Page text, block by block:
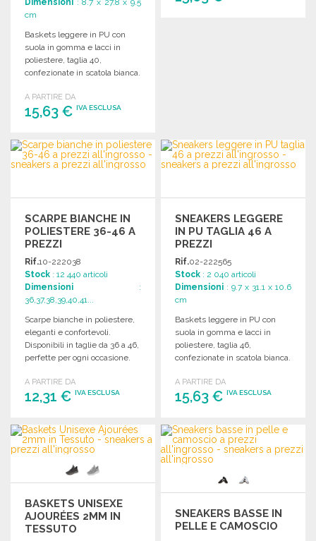
Dimensioni
: 8.7 x 27.8 x 9.5
cm
Baskets leggere in PU con
suola in gomma e lacci in
poliestere, taglia 40,
confezionate in scatola bianca.
A PARTIRE DA
15,63 € IVA ESCLUSA
ORDINARE
Richiedi un preventivo
SCARPE BIANCHE IN
POLIESTERE 36-46 A
PREZZI
ALL'INGROSSO
Rif.10-222038
Stock : 12 440 articoli
Dimensioni :
36,37,38,39,40,41...
Scarpe bianche in poliestere,
eleganti e confortevoli.
Disponibili in taglie da 36 a 46,
perfette per ogni occasione.
A PARTIRE DA
12,31 € IVA ESCLUSA
ORDINARE
Richiedi un preventivo
SNEAKERS LEGGERE
IN PU TAGLIA 46 A
PREZZI
ALL'INGROSSO
Rif.02-222565
Stock : 2 040 articoli
Dimensioni : 9.7 x 31.1 x 10.6
cm
Baskets leggere in PU con
suola in gomma e lacci in
poliestere, taglia 46,
confezionate in scatola bianca.
A PARTIRE DA
15,63 €IVA ESCLUSA
ORDINARE
Richiedi un preventivo
BASKETS UNISEXE
AJOURÉES 2MM IN
TESSUTO
SNEAKERS BASSE IN
PELLE E CAMOSCIO